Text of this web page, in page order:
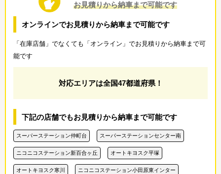
お見積りから納車まで可能です
オンラインでお見積りから納車まで可能です
「在庫店舗」でなくても「オンライン」でお見積りから納車まで可
能です
対応エリアは全国47都道府県！
下記の店舗でもお見積りから納車まで可能です
スーパーステーション仲町台 スーパーステーションセンター南
ニコニコステーション新百合ヶ丘 オートキヨスク平塚
オートキヨスク寒川 ニコニコステーション小田原東インター